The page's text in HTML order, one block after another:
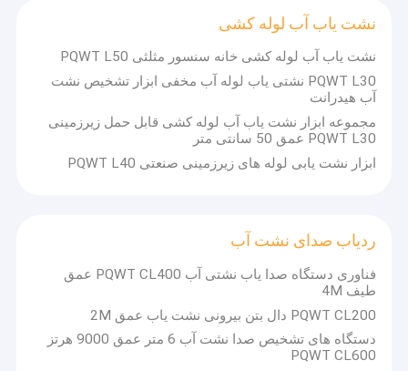
نشت یاب آب لوله کشی
نشت یاب آب لوله کشی خانه سنسور مثلثی PQWT L50
PQWT L30 نشتی یاب لوله آب مخفی ابزار تشخیص نشت
آب هیدرانت
مجموعه ابزار نشت یاب آب لوله کشی قابل حمل زیرزمینی
PQWT L30 عمق 50 سانتی متر
ابزار نشت یابی لوله های زیرزمینی صنعتی PQWT L40
ردیاب صدای نشت آب
فناوری دستگاه صدا یاب نشتی آب PQWT CL400 عمق
طیف 4M
PQWT CL200 دال بتن بیرونی نشت یاب عمق 2M
دستگاه های تشخیص صدا نشت آب 6 متر عمق 9000 هرتز
PQWT CL600